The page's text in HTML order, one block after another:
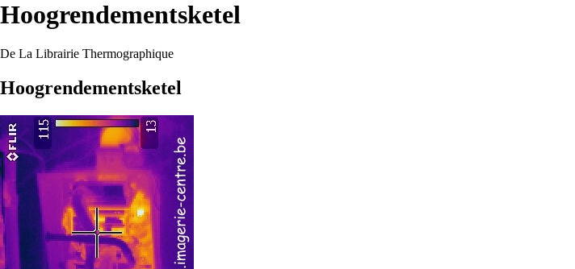
Hoogrendementsketel
De La Librairie Thermographique
Hoogrendementsketel